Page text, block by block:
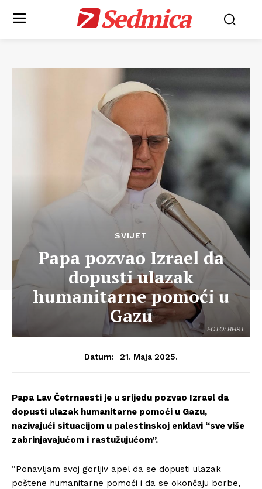
Sedmica
FOTO: BHRT
SVIJET
Papa pozvao Izrael da
dopusti ulazak
humanitarne pomoći u
Gazu
Datum: 21. Maja 2025.
Papa Lav Četrnaesti je u srijedu pozvao Izrael da
dopusti ulazak humanitarne pomoći u Gazu,
nazivajući situacijom u palestinskoj enklavi “sve više
zabrinjavajućom i rastužujućom”.
“Ponavljam svoj gorljiv apel da se dopusti ulazak
poštene humanitarne pomoći i da se okončaju borbe,